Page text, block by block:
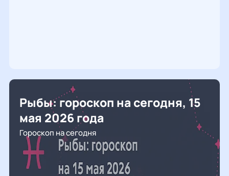
Рыбы: гороскоп на сегодня, 15
мая 2026 года
Гороскоп на сегодня